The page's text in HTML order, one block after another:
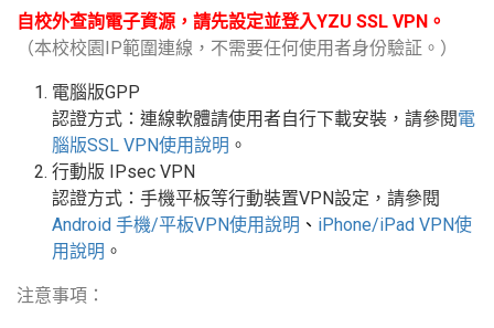
自校外查詢電子資源，請先設定並登入YZU SSL VPN。
（本校校園IP範圍連線，不需要任何使用者身份驗証。）
電腦版GPP
認證方式：連線軟體請使用者自行下載安裝，請參閱電
腦版SSL VPN使用說明 。
行動版
IPsec VPN
認證方式：手機平板等行動裝置VPN設定 ，請參閱
Android 手機/平板VPN使用說明 、 iPhone/iPad VPN使
用說明 。
注意事項：